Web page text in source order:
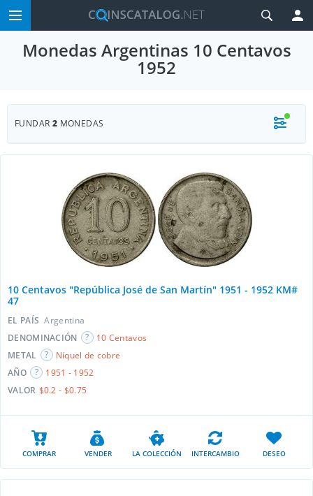
Monedas Argentinas 10 Centavos
1952
FUNDAR 2 MONEDAS
10 Centavos "República José de San Martín" 1951 - 1952 KM#
47
EL PAÍS Argentina
DENOMINACIÓN
10 Centavos
METAL
Níquel de cobre
AÑO
1951 - 1952
VALOR $0.2 - $0.75
COMPRAR VENDER LA COLECCIÓN INTERCAMBIO DESEO